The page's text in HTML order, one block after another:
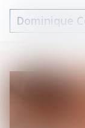
Dominique